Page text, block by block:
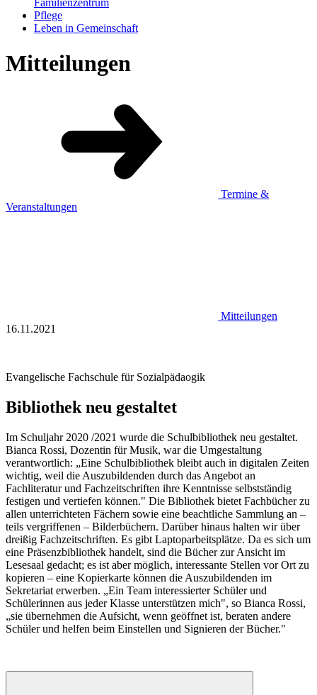
Familienzentrum
Pflege
Leben in Gemeinschaft
Mitteilungen
Termine &
Veranstaltungen
Mitteilungen
16.11.2021
Evangelische Fachschule für Sozialpädaogik
Bibliothek neu gestaltet
Im Schuljahr 2020 /2021 wurde die Schulbibliothek neu gestaltet.
Bianca Rossi, Dozentin für Musik, war die Umgestaltung
verantwortlich: „Eine Schulbibliothek bleibt auch in digitalen Zeiten
wichtig, weil die Auszubildenden durch das Angebot an
Fachliteratur und Fachzeitschriften ihre Kenntnisse selbstständig
festigen und vertiefen können." Die Bibliothek bietet Fachbücher zu
allen unterrichteten Fächern sowie eine beachtliche Sammlung an –
teils vergriffenen – Bilderbüchern. Darüber hinaus halten wir über
dreißig Fachzeitschriften. Es gibt Laptoparbeitsplätze. Da es sich um
eine Präsenzbibliothek handelt, sind die Bücher zur Ansicht im
Lesesaal gedacht; es ist aber möglich, interessante Stellen vor Ort zu
kopieren – eine Kopierkarte können die Auszubildenden im
Sekretariat erwerben. „Ein Team interessierter Schüler und
Schülerinnen aus jeder Klasse unterstützen mich", so Bianca Rossi,
„sie übernehmen die Aufsicht, wenn geöffnet ist, beraten andere
Schüler und helfen beim Einstellen und Signieren der Bücher."